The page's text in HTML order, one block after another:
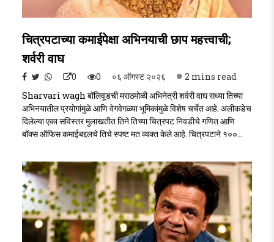
चित्रपटाच्या कमाईपेक्षा अभिनयाची छाप महत्त्वाची;
शर्वरी वाघ
0 0 ०६ ऑगस्ट २०२६
2 mins read
Sharvari wagh बॉलिवूडची मराठमोळी अभिनेत्री शर्वरी वाघ सध्या तिच्या
अभिनयातील प्रयोगांमुळे आणि वेगवेगळ्या भूमिकांमुळे विशेष चर्चेत आहे. अलीकडेच
दिलेल्या एका सविस्तर मुलाखतीत तिने तिच्या चित्रपट निवडीचे गणित आणि
बॉक्स ऑफिस कमाईबद्दलचे तिचे स्पष्ट मत व्यक्त केले आहे. चित्रपटाने १००
हे तिच्यासाठी अधिक महत्त्वाचे असल्याचे तिने सांगितले आहे. Sharvari
wagh..